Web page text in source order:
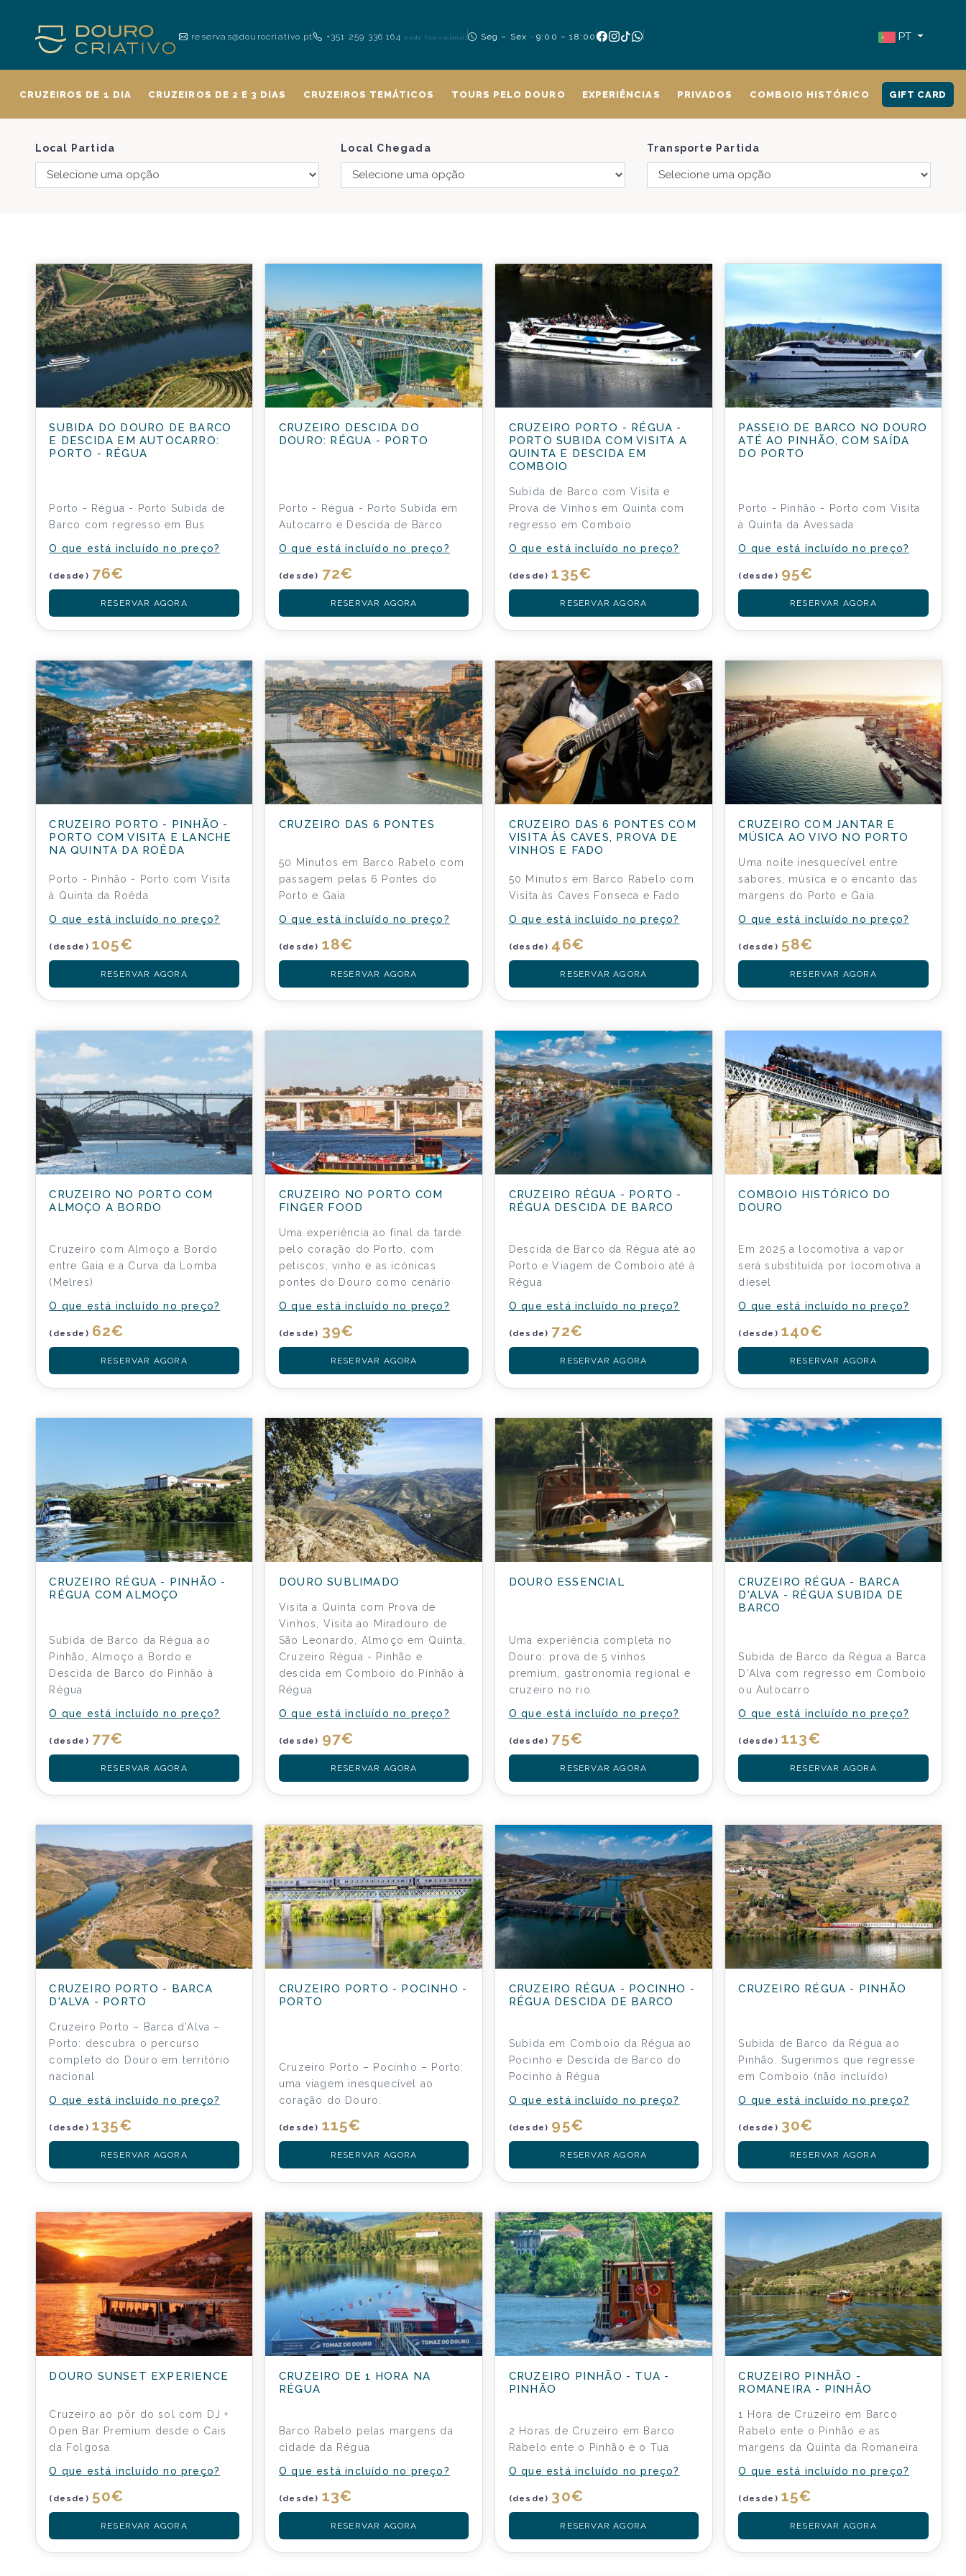
reservas@dourocriativo.pt +351 259 336 164(rede fixa nacional) Seg – Sex · 9:00 – 18:00 PT
CRUZEIROS DE 1 DIA CRUZEIROS DE 2 E 3 DIAS CRUZEIROS TEMÁTICOS TOURS PELO DOURO EXPERIÊNCIAS PRIVADOS COMBOIO HISTÓRICO GIFT CARD
Local Partida Local Chegada Transporte Partida
SUBIDA DO DOURO DE BARCO
E DESCIDA EM AUTOCARRO:
PORTO - RÉGUA
Porto - Régua - Porto Subida de
Barco com regresso em Bus
O que está incluído no preço?
(desde) 76€
RESERVAR AGORA
CRUZEIRO DESCIDA DO
DOURO: RÉGUA - PORTO
Porto - Régua - Porto Subida em
Autocarro e Descida de Barco
O que está incluído no preço?
(desde) 72€
RESERVAR AGORA
CRUZEIRO PORTO - RÉGUA -
PORTO SUBIDA COM VISITA A
QUINTA E DESCIDA EM
COMBOIO
Subida de Barco com Visita e
Prova de Vinhos em Quinta com
regresso em Comboio
O que está incluído no preço?
(desde)135€
RESERVAR AGORA
PASSEIO DE BARCO NO DOURO
ATÉ AO PINHÃO, COM SAÍDA
DO PORTO
Porto - Pinhão - Porto com Visita
à Quinta da Avessada
O que está incluído no preço?
(desde) 95€
RESERVAR AGORA
CRUZEIRO PORTO - PINHÃO -
PORTO COM VISITA E LANCHE
NA QUINTA DA ROÊDA
Porto - Pinhão - Porto com Visita
à Quinta da Roêda
O que está incluído no preço?
(desde) 105€
RESERVAR AGORA
CRUZEIRO DAS 6 PONTES
50 Minutos em Barco Rabelo com
passagem pelas 6 Pontes do
Porto e Gaia
O que está incluído no preço?
(desde) 18€
RESERVAR AGORA
CRUZEIRO DAS 6 PONTES COM
VISITA ÀS CAVES, PROVA DE
VINHOS E FADO
50 Minutos em Barco Rabelo com
Visita às Caves Fonseca e Fado
O que está incluído no preço?
(desde) 46€
RESERVAR AGORA
CRUZEIRO COM JANTAR E
MÚSICA AO VIVO NO PORTO
Uma noite inesquecível entre
sabores, música e o encanto das
margens do Porto e Gaia.
O que está incluído no preço?
(desde) 58€
RESERVAR AGORA
CRUZEIRO NO PORTO COM
ALMOÇO A BORDO
Cruzeiro com Almoço a Bordo
entre Gaia e a Curva da Lomba
(Melres)
O que está incluído no preço?
(desde) 62€
RESERVAR AGORA
CRUZEIRO NO PORTO COM
FINGER FOOD
Uma experiência ao final da tarde
pelo coração do Porto, com
petiscos, vinho e as icónicas
pontes do Douro como cenário
O que está incluído no preço?
(desde) 39€
RESERVAR AGORA
CRUZEIRO RÉGUA - PORTO -
RÉGUA DESCIDA DE BARCO
Descida de Barco da Régua até ao
Porto e Viagem de Comboio até à
Régua
O que está incluído no preço?
(desde) 72€
RESERVAR AGORA
COMBOIO HISTÓRICO DO
DOURO
Em 2025 a locomotiva a vapor
será substituída por locomotiva a
diesel
O que está incluído no preço?
(desde)140€
RESERVAR AGORA
CRUZEIRO RÉGUA - PINHÃO -
RÉGUA COM ALMOÇO
Subida de Barco da Régua ao
Pinhão, Almoço a Bordo e
Descida de Barco do Pinhão à
Régua
O que está incluído no preço?
(desde) 77€
RESERVAR AGORA
DOURO SUBLIMADO
Visita a Quinta com Prova de
Vinhos, Visita ao Miradouro de
São Leonardo, Almoço em Quinta,
Cruzeiro Régua - Pinhão e
descida em Comboio do Pinhão à
Régua
O que está incluído no preço?
(desde) 97€
RESERVAR AGORA
DOURO ESSENCIAL
Uma experiência completa no
Douro: prova de 5 vinhos
premium, gastronomia regional e
cruzeiro no rio.
O que está incluído no preço?
(desde) 75€
RESERVAR AGORA
CRUZEIRO RÉGUA - BARCA
D'ALVA - RÉGUA SUBIDA DE
BARCO
Subida de Barco da Régua a Barca
D'Alva com regresso em Comboio
ou Autocarro
O que está incluído no preço?
(desde)113€
RESERVAR AGORA
CRUZEIRO PORTO - BARCA
D'ALVA - PORTO
Cruzeiro Porto – Barca d’Alva –
Porto: descubra o percurso
completo do Douro em território
nacional
O que está incluído no preço?
(desde) 135€
RESERVAR AGORA
CRUZEIRO PORTO - POCINHO -
PORTO
Cruzeiro Porto – Pocinho – Porto:
uma viagem inesquecível ao
coração do Douro.
(desde) 115€
RESERVAR AGORA
CRUZEIRO RÉGUA - POCINHO -
RÉGUA DESCIDA DE BARCO
Subida em Comboio da Régua ao
Pocinho e Descida de Barco do
Pocinho à Régua
O que está incluído no preço?
(desde) 95€
RESERVAR AGORA
CRUZEIRO RÉGUA - PINHÃO
Subida de Barco da Régua ao
Pinhão. Sugerimos que regresse
em Comboio (não incluído)
O que está incluído no preço?
(desde) 30€
RESERVAR AGORA
DOURO SUNSET EXPERIENCE
Cruzeiro ao pôr do sol com DJ +
Open Bar Premium desde o Cais
da Folgosa
O que está incluído no preço?
(desde) 50€
RESERVAR AGORA
CRUZEIRO DE 1 HORA NA
RÉGUA
Barco Rabelo pelas margens da
cidade da Régua
O que está incluído no preço?
(desde) 13€
RESERVAR AGORA
CRUZEIRO PINHÃO - TUA -
PINHÃO
2 Horas de Cruzeiro em Barco
Rabelo ente o Pinhão e o Tua
O que está incluído no preço?
(desde) 30€
RESERVAR AGORA
CRUZEIRO PINHÃO -
ROMANEIRA - PINHÃO
1 Hora de Cruzeiro em Barco
Rabelo ente o Pinhão e as
margens da Quinta da Romaneira
O que está incluído no preço?
(desde)15€
RESERVAR AGORA